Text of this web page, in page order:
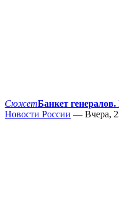
СюжетБанкет
Новости России — Вчера,